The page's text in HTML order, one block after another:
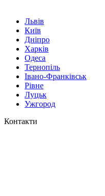
Львів
Київ
Дніпро
Харків
Одеса
Тернопіль
Івано-Франківськ
Рівне
Луцьк
Ужгород
Контакти